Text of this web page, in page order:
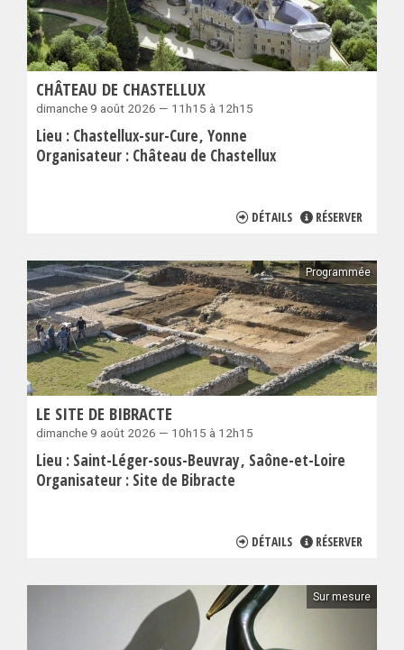
CHÂTEAU DE CHASTELLUX
dimanche 9 août 2026 — 11h15 à 12h15
Lieu : Chastellux-sur-Cure Yonne
Organisateur : Château de Chastellux
DÉTAILS RÉSERVER
Programmée
LE SITE DE BIBRACTE
dimanche 9 août 2026 — 10h15 à 12h15
Lieu : Saint-Léger-sous-Beuvray Saône-et-Loire
Organisateur : Site de Bibracte
DÉTAILS RÉSERVER
Sur mesure